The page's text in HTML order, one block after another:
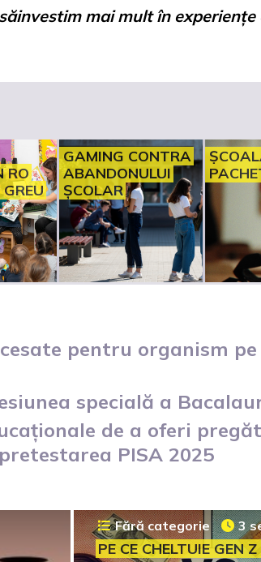
mai mult în experiențe
RO
GAMING CONTRA
ABANDONULUI
ȘCOLAR
pentru organism
specială a
de a oferi
PISA 2025
Fără categorie 3
PE CE CHELTUIE GEN